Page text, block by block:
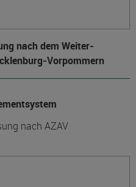
nach dem Weiter­
Vorpommern
nach AZAV